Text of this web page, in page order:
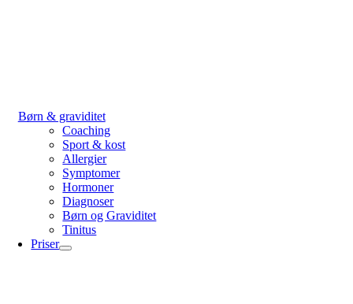
Børn & graviditet
Coaching
Sport & kost
Allergier
Symptomer
Hormoner
Diagnoser
Børn og Graviditet
Tinitus
Priser